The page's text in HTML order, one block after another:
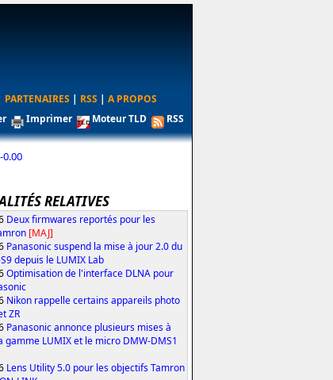
PARTENAIRES | RSS | A PROPOS
Imprimer Moteur TLD RSS
RELATIVES
Deux firmwares reportés pour les
[MAJ]
Panasonic suspend la mise à jour 2.0 du
depuis le LUMIX Lab
Optimisation de l'interface DLNA pour
Nikon rappelle certains appareils photo
ZR
Panasonic annonce plusieurs mises à
gamme LUMIX et le micro DMW-DMS1
Lens Utility 5.0 pour les objectifs Tamron